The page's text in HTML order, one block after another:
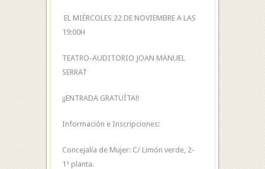
EL MIÉRCOLES 22 DE NOVIEMBRE A LAS
19:00H
TEATRO-AUDITORIO JOAN MANUEL
SERRAT
¡¡ENTRADA GRATUÍTA!!
Información e Inscripciones:
Concejalía de Mujer: C/ Limón verde, 2-
1ª planta.